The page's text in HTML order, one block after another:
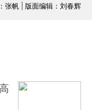
张帆 | 版面编辑：刘春辉